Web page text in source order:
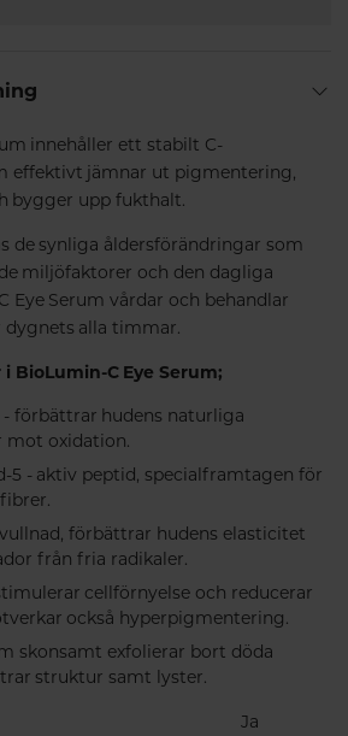
innehåller ett stabilt C-
effektivt jämnar ut pigmentering,
bygger upp fukthalt.
de synliga åldersförändringar som
miljöfaktorer och den dagliga
Eye Serum vårdar och behandlar
alla timmar.
BioLumin-C Eye Serum;
förbättrar hudens naturliga
mot oxidation.
5 - aktiv peptid, specialframtagen för
förbättrar hudens elasticitet
från fria radikaler.
cellförnyelse och reducerar
också hyperpigmentering.
skonsamt exfolierar bort döda
struktur samt lyster.
Ja